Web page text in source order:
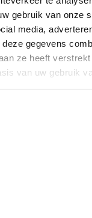
gebruik van onze
media,
gegevens
ze heeft
van uw gebruik